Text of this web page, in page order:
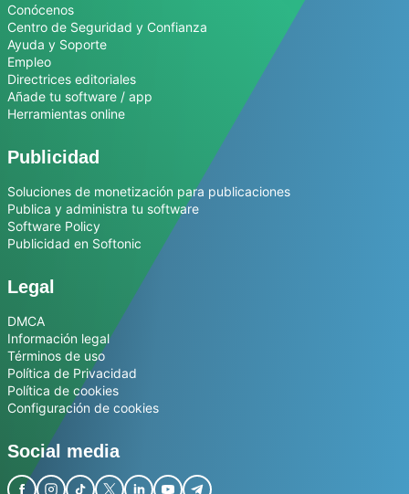
Conócenos
Centro de Seguridad y Confianza
Ayuda y Soporte
Empleo
Directrices editoriales
Añade tu software / app
Herramientas online
Publicidad
Soluciones de monetización para publicaciones
Publica y administra tu software
Software Policy
Publicidad en Softonic
Legal
DMCA
Información legal
Términos de uso
Política de Privacidad
Política de cookies
Configuración de cookies
Social media